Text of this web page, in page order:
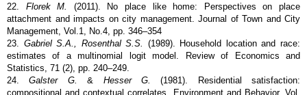
22. Florek M. (2011). No place like home: Perspectives on place
attachment and impacts on city management. Journal of Town and City
Management, Vol.1, No.4, pp. 346–354
23. Gabriel S.A., Rosenthal S.S. (1989). Household location and race:
estimates of a multinomial logit model. Review of Economics and
Statistics, 71 (2), pp. 240–249.
24.Galster G.& Hesser G.(1981). Residential satisfaction:
compositional and contextual correlates. Environment and Behavior. Vol.